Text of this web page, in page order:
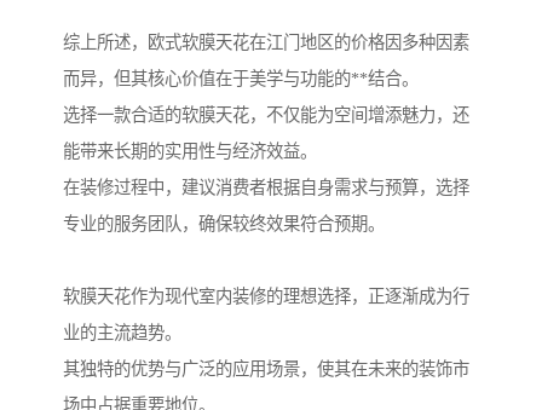
综上所述，欧式软膜天花在江门地区的价格因多种因素
而异，但其核心价值在于美学与功能的**结合。
选择一款合适的软膜天花，不仅能为空间增添魅力，还
能带来长期的实用性与经济效益。
在装修过程中，建议消费者根据自身需求与预算，选择
专业的服务团队，确保较终效果符合预期。
软膜天花作为现代室内装修的理想选择，正逐渐成为行
业的主流趋势。
其独特的优势与广泛的应用场景，使其在未来的装饰市
场中占据重要地位。